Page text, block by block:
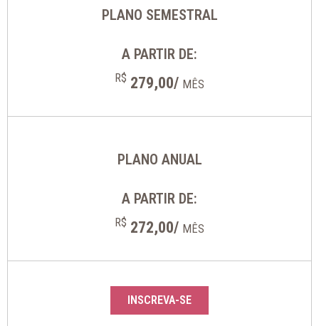
PLANO SEMESTRAL
A PARTIR DE:
R$ 279,00/ MÊS
PLANO ANUAL
A PARTIR DE:
R$ 272,00/ MÊS
INSCREVA-SE